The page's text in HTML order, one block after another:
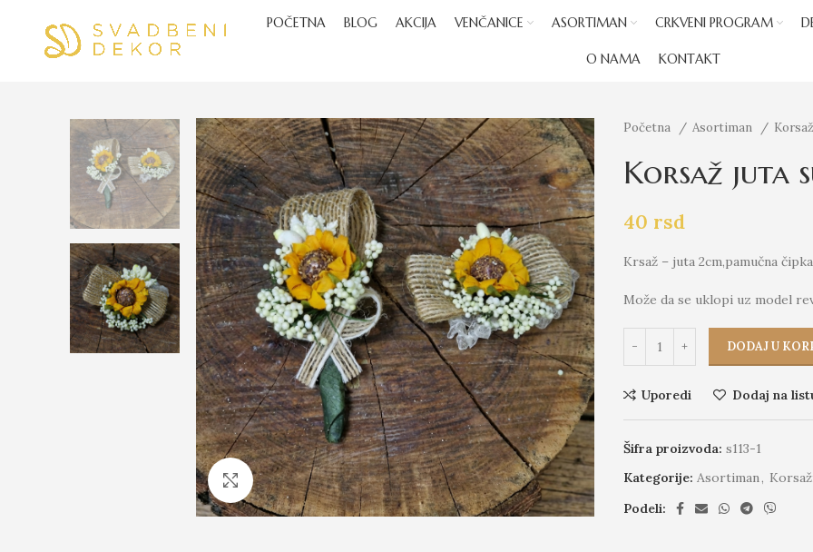
POČETNA BLOG AKCIJA VENČANICE ASORTIMAN CRKVENI PROGRAM
O NAMA KONTAKT
Click to enlarge
Početna Asortiman
Korsaž juta
40 rsd
Krsaž – juta 2cm,pamučna
Može da se uklopi uz model
DODAJ U
Uporedi Dodaj na
Šifra proizvoda: s113-1
Kategorije: Asortiman,
Podeli: